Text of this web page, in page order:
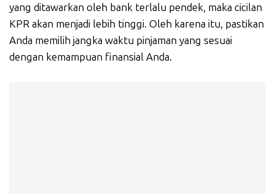
yang ditawarkan oleh bank terlalu pendek, maka cicilan
KPR akan menjadi lebih tinggi. Oleh karena itu, pastikan
Anda memilih jangka waktu pinjaman yang sesuai
dengan kemampuan finansial Anda.